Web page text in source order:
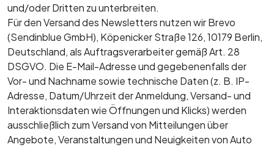
und/oder Dritten zu unterbreiten.
Für den Versand des Newsletters nutzen wir Brevo
(Sendinblue GmbH), Köpenicker Straße 126, 10179 Berlin,
Deutschland, als Auftragsverarbeiter gemäß Art. 28
DSGVO. Die E-Mail-Adresse und gegebenenfalls der
Vor- und Nachname sowie technische Daten (z. B. IP-
Adresse, Datum/Uhrzeit der Anmeldung, Versand- und
Interaktionsdaten wie Öffnungen und Klicks) werden
ausschließlich zum Versand von Mitteilungen über
Angebote, Veranstaltungen und Neuigkeiten von Auto